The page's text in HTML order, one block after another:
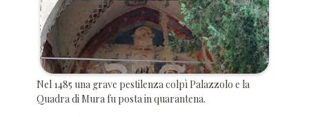
Nel 1485 una grave pestilenza colpì Palazzolo e la
Quadra di Mura fu posta in quarantena.